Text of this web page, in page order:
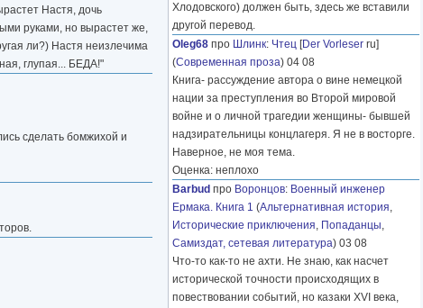
Настя, дочь
руками, но вырастет же,
ли?) Настя неизлечима
глупая... БЕДА!"
сделать бомжихой и
Хлодовского) должен быть, здесь же вставили
другой перевод.
Oleg68 про Шлинк: Чтец [Der Vorleser ru]
(Современная проза) 04 08
Книга- рассуждение автора о вине немецкой
нации за преступления во Второй мировой
войне и о личной трагедии женщины- бывшей
надзирательницы концлагеря. Я не в восторге.
Наверное, не моя тема.
Оценка: неплохо
Barbud про Воронцов: Военный инженер
Ермака. Книга 1 (Альтернативная история,
Исторические приключения, Попаданцы,
Самиздат, сетевая литература) 03 08
Что-то как-то не ахти. Не знаю, как насчет
исторической точности происходящих в
повествовании событий, но казаки XVI века,